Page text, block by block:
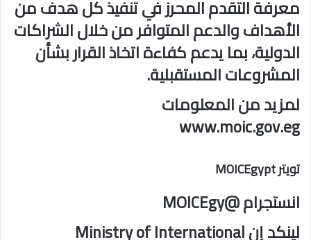
معرفة التقدم المحرز في تنفيذ كل هدف من
الأهداف والدعم المتوافر من خلال الشراكات
الدولية، بما يدعم كفاءة اتخاذ القرار بشأن
المشروعات المستقبلية.
لمزيد من المعلومات
www.moic.gov.eg
تويتر MOICEgypt
انستجرام @MOICEgy
لينكد إن Ministry of International